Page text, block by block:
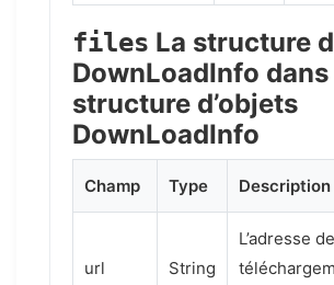
files La structure
DownLoadInfo dans
structure d’objets
DownLoadInfo
Champ Type Description
url String
L’adresse de